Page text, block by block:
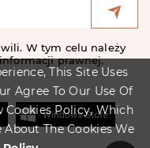
This Site Uses
Agree To Our Use Of
Cookies Policy, Which
The Cookies We
W tym celu należy
prawnej.